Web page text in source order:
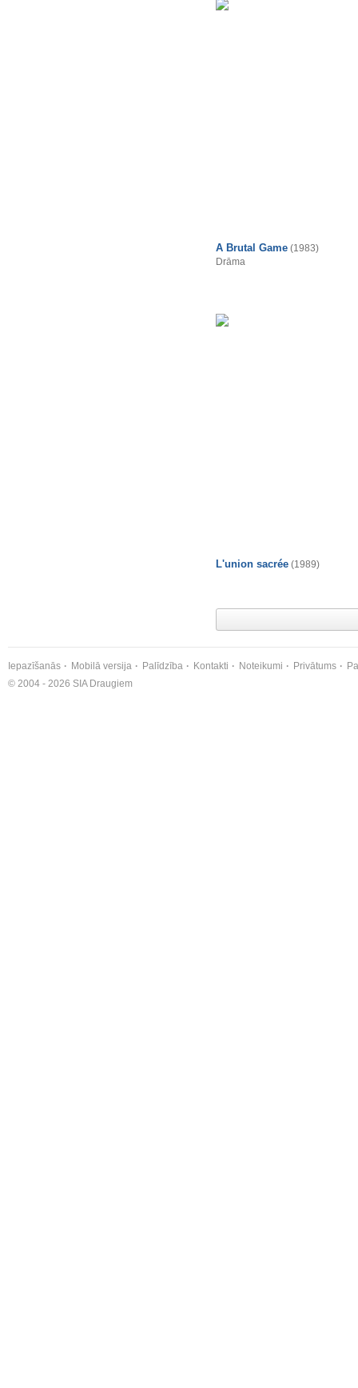
A Brutal Game (1983)
Drāma
L'union sacrée (1989)
Iepazīšanās Mobilā versija Palīdzība Kontakti Noteikumi Privātums
© 2004 - 2026 SIA Draugiem